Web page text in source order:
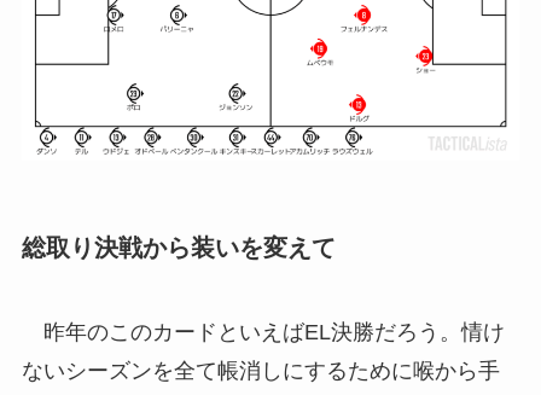
総取り決戦から装いを変えて
昨年のこのカードといえばEL決勝だろう。情け
ないシーズンを全て帳消しにするために喉から手